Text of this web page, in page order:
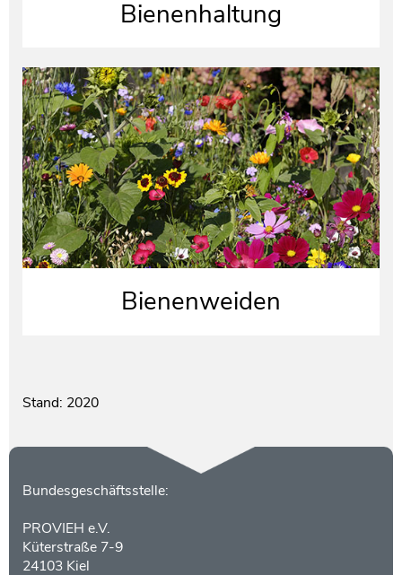
Bienenhaltung
Bienenweiden
Stand: 2020
Kontakt
Bundesgeschäftsstelle:
PROVIEH e.V.
Küterstraße 7-9
24103 Kiel